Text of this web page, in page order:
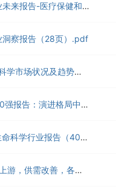
谷歌云：2025年智能体时代：重塑企业未来报告-医疗保健和生命科学行业（18页）.pdf
洞察报告（28页）.pdf
Newmark：2025年第三季度美国生命科学市场状况及趋势报告（英文版）（54页）.pdf
普华永道：2025年未来英国生命科学50强报告：演进格局中的发展动能（英文版）（92页）.pdf
Salesforce：2025年中国医疗健康和生命科学行业报告（40页）.pdf
国投证券：医药行业专题——生命科学上游，供需改善，各企业拐点有望逐步显现（17页）.pdf